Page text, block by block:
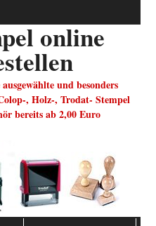
online
und besonders
, Holz-, Trodat- Stempel
bereits ab 2,00 Euro